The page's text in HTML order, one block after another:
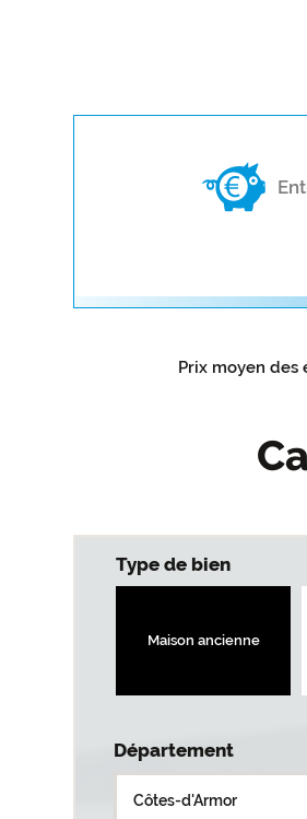
Prix moyen des
Type de bien
Maison ancienne
Département